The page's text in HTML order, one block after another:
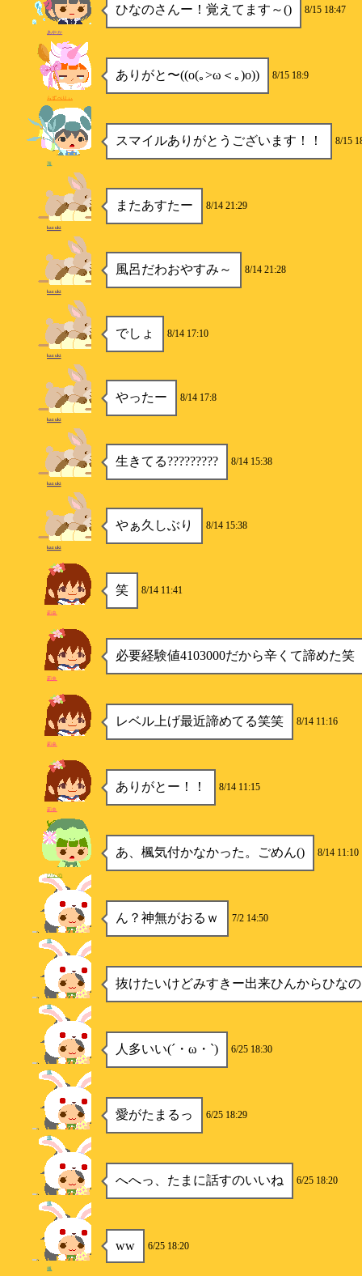
ひなのさんー！覚えてます～() 8/15 18:47
あやか
ありがと〜((o(｡>ω＜｡)o)) 8/15 18:9
らずべりぃ
スマイルありがとうございます！！ 8/15
海
またあすたー 8/14 21:29
kazuki
風呂だわおやすみ～ 8/14 21:28
kazuki
でしょ 8/14 17:10
kazuki
やったー 8/14 17:8
kazuki
生きてる????????? 8/14 15:38
kazuki
やぁ久しぶり 8/14 15:38
kazuki
笑 8/14 11:41
莉央
必要経験値4103000だから辛くて諦めた笑
莉央
レベル上げ最近諦めてる笑笑 8/14 11:16
莉央
ありがとー！！ 8/14 11:15
莉央
あ、楓気付かなかった。ごめん() 8/14 11:10
ひなの
ん？神無がおるｗ 7/2 14:50
楓
抜けたいけどみすきー出来ひんからひな
楓
人多いい(´・ω・`) 6/25 18:30
楓
愛がたまるっ 6/25 18:29
楓
へへっ、たまに話すのいいね 6/25 18:20
楓
ww 6/25 18:20
楓